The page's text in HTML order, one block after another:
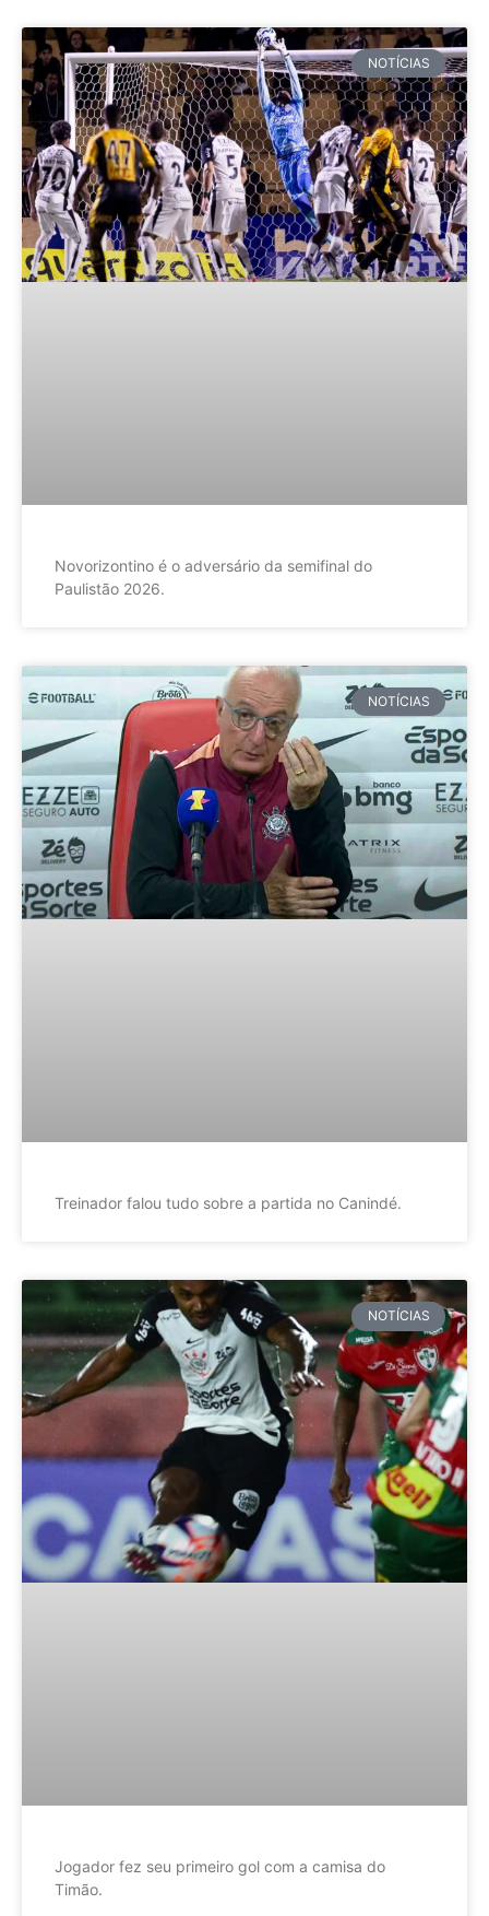
NOTÍCIAS
Novorizontino é o adversário da semifinal do
Paulistão 2026.
NOTÍCIAS
Treinador falou tudo sobre a partida no Canindé.
NOTÍCIAS
Jogador fez seu primeiro gol com a camisa do
Timão.